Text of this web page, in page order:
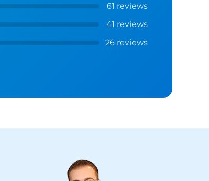
61 reviews
41 reviews
26 reviews